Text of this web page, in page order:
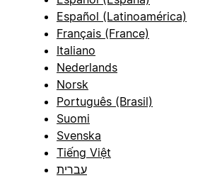
Español (Latinoamérica)
Français (France)
Italiano
Nederlands
Norsk
Português (Brasil)
Suomi
Svenska
Tiếng Việt
עברית